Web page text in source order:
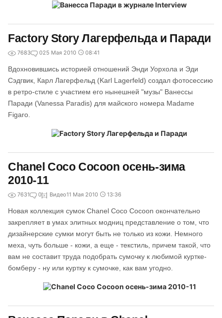
Factory Story Лагерфельда и Паради
7683 025 Мая 2010 08:41
Вдохновившись историей отношений Энди Уорхола и Эди
Сэдгвик, Карл Лагерфельд (Karl Lagerfeld) создал фотосессию
в ретро-стиле с участием его нынешней "музы" Ванессы
Паради (Vanessa Paradis) для майского номера Madame
Figaro.
Chanel Coco Cocoon осень-зима
2010-11
7631 0 Видео11 Мая 2010 13:36
Новая коллекция сумок Chanel Coco Cocoon окончательно
закрепляет в умах элитных модниц представление о том, что
дизайнерские сумки могут быть не только из кожи. Немного
меха, чуть больше - кожи, а еще - текстиль, причем такой, что
вам не составит труда подобрать сумочку к любимой куртке-
бомберу - ну или куртку к сумочке, как вам угодно.